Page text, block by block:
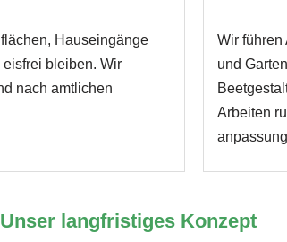
Hauseingänge
bleiben. Wir
nach amtlichen
Wir führen
und
Arbeiten
Unser langfristiges Konzept